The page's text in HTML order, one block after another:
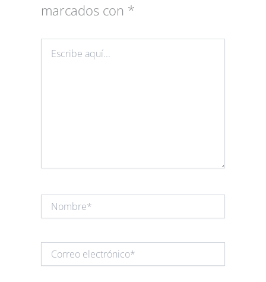
marcados con *
aquí...
Nombre*
electrónico*